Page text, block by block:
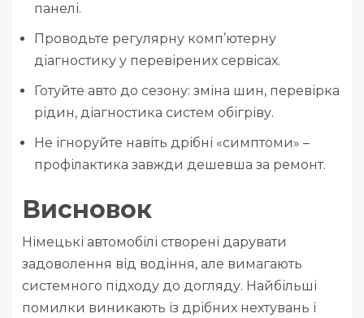
панелі.
Проводьте регулярну комп’ютерну
діагностику у перевірених сервісах.
Готуйте авто до сезону: зміна шин, перевірка
рідин, діагностика систем обігріву.
Не ігноруйте навіть дрібні «симптоми» –
профілактика завжди дешевша за ремонт.
Висновок
Німецькі автомобілі створені дарувати
задоволення від водіння, але вимагають
системного підходу до догляду. Найбільші
помилки виникають із дрібних нехтувань і